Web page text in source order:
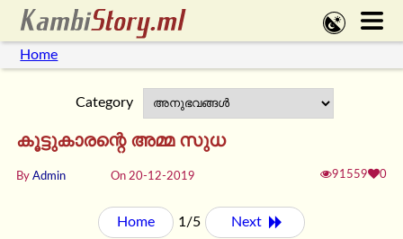
Home
Category
കൂട്ടുകാരന്റെ അമ്മ സുധ
By Admin On 20-12-2019 91559 0
Home 1/5 Next